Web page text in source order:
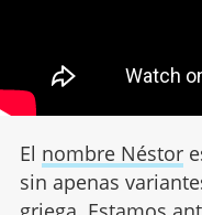
El nombre Néstor
sin apenas